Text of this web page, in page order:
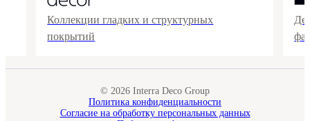
Коллекции гладких и структурных
покрытий
© 2026 Interra Deco Group
Политика конфиденциальности
Согласие на обработку персональных данных